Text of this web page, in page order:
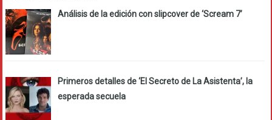
Análisis de la edición con slipcover de ‘Scream 7’
Primeros detalles de ‘El Secreto de La Asistenta’, la
esperada secuela